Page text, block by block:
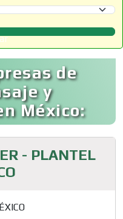
de
y
México:
- PLANTEL